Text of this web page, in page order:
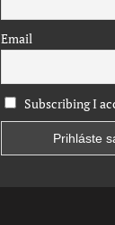
Email
Subscribing I